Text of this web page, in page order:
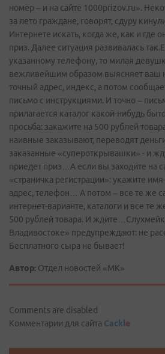
номер – и на сайте 1000prizov.ru».
за лето граждане, говорят, сдуру
Интернете искать, когда же, как и где
приз. Далее ситуация развивалась
указанному телефону, то милая
вежливейшим образом выясняет ваш
точный адрес, индекс, а потом
письмо с инструкциями. И точно –
прилагается каталог какой-нибудь
просьба: закажите на 500 рублей
наивные заказывают, переводят
заказанные «супероткрывашки» - и
приедет приз…А если вы заходите на
«страничка регистрации»: укажите
адрес, телефон… А потом – все те же
интернет-варианте, каталоги и все те
500 рублей товара. И
Владивостоке» предупреждают: не
Бесплатного сыра не бывает!
Автор: Отдел новостей «МК»
Comments are disabled
Комментарии для сайта Cackle